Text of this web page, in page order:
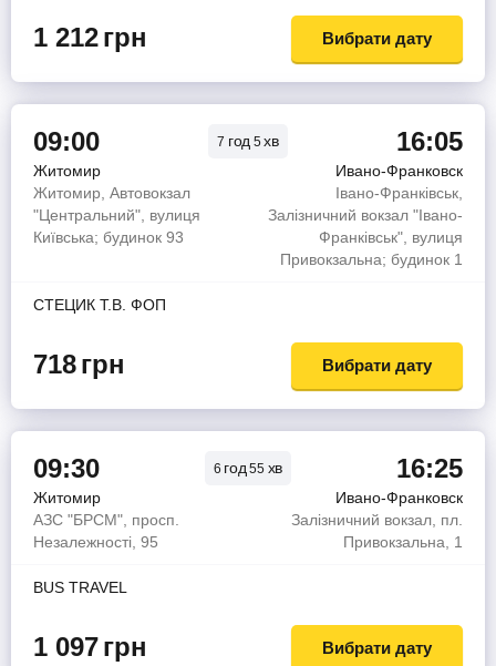
1 212грн Вибрати дату
09:00 7 год 5хв 16:05
Житомир
Ивано-Франковск
Житомир, Автовокзал
"Центральний", вулиця
Київська; будинок 93
Івано-Франківськ,
Залізничний вокзал "Івано-
Франківськ", вулиця
Привокзальна; будинок 1
СТЕЦИК Т.В. ФОП
718грн Вибрати дату
09:30 6 год55 хв 16:25
Житомир
Ивано-Франковск
АЗС "БРСМ", просп.
Незалежності, 95
Залізничний вокзал, пл.
Привокзальна, 1
BUS TRAVEL
1 097грн Вибрати дату